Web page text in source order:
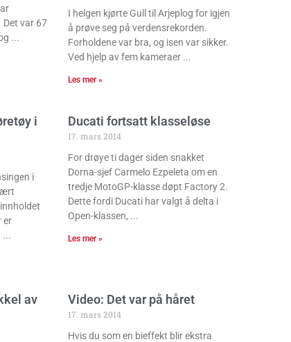
var 67
I helgen kjørte Gull til Arjeplog for igjen
å prøve seg på verdensrekorden.
Forholdene var bra, og isen var sikker.
Ved hjelp av fem kameraer
Les mer »
i
i
er
Ducati fortsatt klasseløse
17. mars 2014
For drøye ti dager siden snakket
Dorna-sjef Carmelo Ezpeleta om en
tredje MotoGP-klasse døpt Factory 2.
Dette fordi Ducati har valgt å delta i
Open-klassen,
Les mer »
av
Video: Det var på håret
17. mars 2014
Hvis du som en bieffekt blir ekstra